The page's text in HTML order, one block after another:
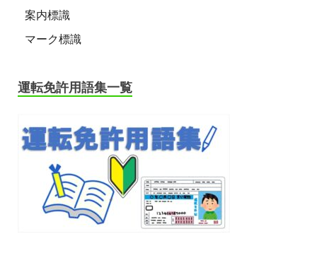
案内標識
マーク標識
運転免許用語集一覧